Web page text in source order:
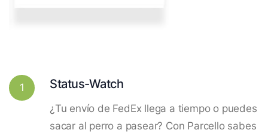
1 Status-Watch
¿Tu envío de FedEx llega a tiempo o puedes
sacar al perro a pasear? Con Parcello sabes